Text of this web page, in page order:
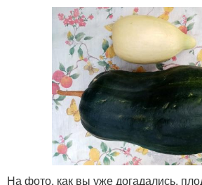
На фото, как вы уже догадались,